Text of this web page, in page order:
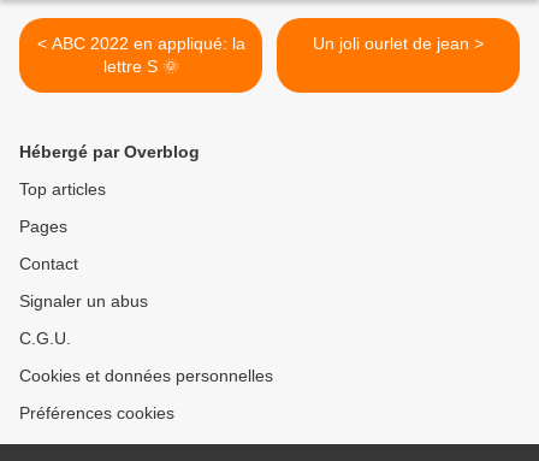
< ABC 2022 en appliqué: la
lettre S 🌞
Un joli ourlet de jean >
Hébergé par Overblog
Top articles
Pages
Contact
Signaler un abus
C.G.U.
Cookies et données personnelles
Préférences cookies